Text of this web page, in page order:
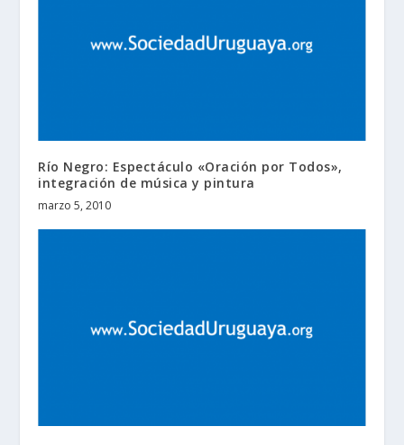
Río Negro: Espectáculo «Oración por Todos»,
integración de música y pintura
marzo 5, 2010